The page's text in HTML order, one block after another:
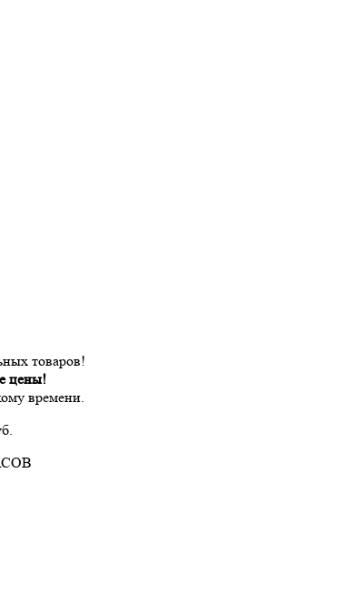
товаров!
цены!
времени.